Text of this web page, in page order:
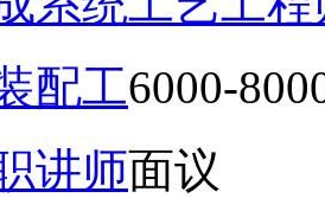
配工6000-
讲师面议